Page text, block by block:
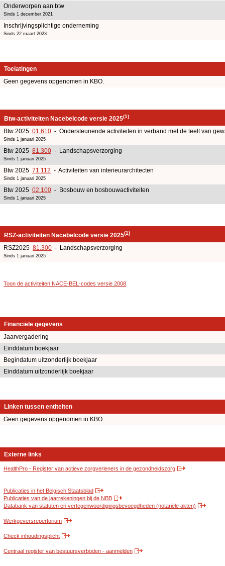
Onderworpen aan btw
Sinds 1 december 2021
Inschrijvingsplichtige onderneming
Sinds 22 maart 2023
Toelatingen
Geen gegevens opgenomen in KBO.
Btw-activiteiten Nacebelcode versie 2025(1)
Btw 2025 01.610 - Ondersteunende activiteiten in verband met de teelt van
Sinds 1 januari 2025
Btw 2025 81.300 - Landschapsverzorging
Sinds 1 januari 2025
Btw 2025 71.112 - Activiteiten van interieurarchitecten
Sinds 1 januari 2025
Btw 2025 02.100 - Bosbouw en bosbouwactiviteiten
Sinds 1 januari 2025
RSZ-activiteiten Nacebelcode versie 2025(1)
RSZ2025 81.300 - Landschapsverzorging
Sinds 1 januari 2025
Toon de activiteiten NACE-BEL-codes versie 2008
Financiële gegevens
Jaarvergadering
Einddatum boekjaar
Begindatum uitzonderlijk boekjaar
Einddatum uitzonderlijk boekjaar
Linken tussen entiteiten
Geen gegevens opgenomen in KBO.
Externe links
HealthPro - Register van actieve zorgverleners in de gezondheidszorg
Publicaties in het Belgisch Staatsblad
Publicaties van de jaarrekeningen bij de NBB
Databank van statuten en vertegenwoordigingsbevoegdheden (notariële akten)
Werkgeversrepertorium
Check inhoudingsplicht
Centraal register van bestuursverboden - aanmelden